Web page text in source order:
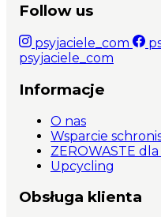
Follow us
psyjaciele_com
psyjaciele_com
Informacje
O nas
Wsparcie
ZEROWASTE
Upcycling
Obsługa klienta